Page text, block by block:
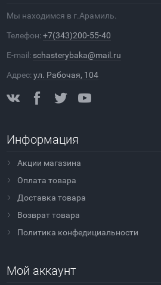
Мы находимся в г.Арамиль.
Телефон:+7(343)200-55-40
E-mail: schasterybaka@mail.ru
Адрес:ул. Рабочая, 104
Информация
Акции магазина
Оплата товара
Доставка товара
Возврат товара
Политика конфедициальности
Мой аккаунт